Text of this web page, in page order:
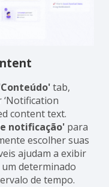
tab,
content text.
notificação' para
escolher suas
ajudam a exibir
determinado
de tempo.